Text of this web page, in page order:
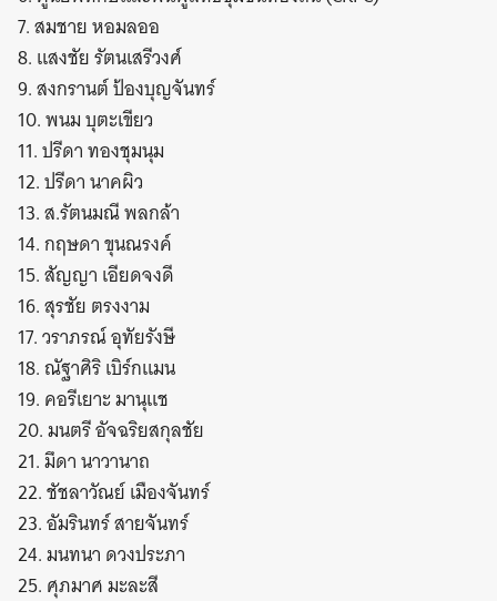
7. สมชาย หอมลออ
8. แสงชัย รัตนเสรีวงศ์
9. สงกรานต์ ป้องบุญจันทร์
10. พนม บุตะเขียว
11. ปรีดา ทองชุมนุม
12. ปรีดา นาคผิว
13. ส.รัตนมณี พลกล้า
14. กฤษดา ขุนณรงค์
15. สัญญา เอียดจงดี
16. สุรชัย ตรงงาม
17. วราภรณ์ อุทัยรังษี
18. ณัฐาศิริ เบิร์กแมน
19. คอรีเยาะ มานุแช
20. มนตรี อัจฉริยสกุลชัย
21. มึดา นาวานาถ
22. ชัชลาวัณย์ เมืองจันทร์
23. อัมรินทร์ สายจันทร์
24. มนทนา ดวงประภา
25. ศุภมาศ มะละสี